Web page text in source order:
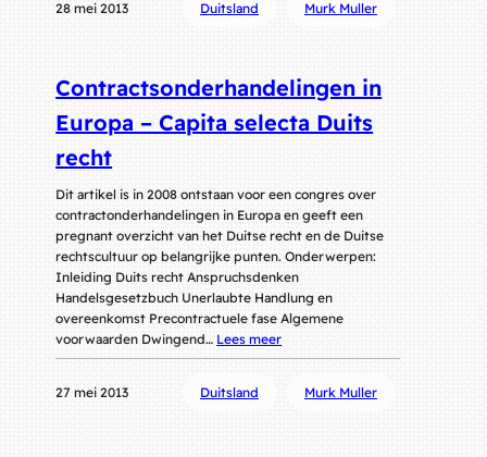
28 mei 2013 Duitsland Murk Muller
Contractsonderhandelingen in
Europa – Capita selecta Duits
recht
Dit artikel is in 2008 ontstaan voor een congres over
contractonderhandelingen in Europa en geeft een
pregnant overzicht van het Duitse recht en de Duitse
rechtscultuur op belangrijke punten. Onderwerpen:
Inleiding Duits recht Anspruchsdenken
Handelsgesetzbuch Unerlaubte Handlung en
overeenkomst Precontractuele fase Algemene
voorwaarden Dwingend… Lees meer
27 mei 2013 Duitsland Murk Muller